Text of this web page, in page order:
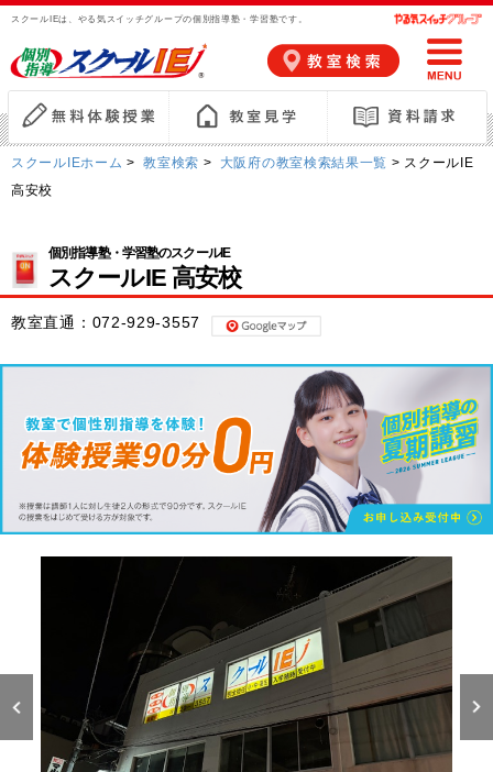
スクールIEは、やる気スイッチグループの個別指導塾・学習塾です。
スクールIEホーム > 教室検索 > 大阪府の教室検索結果一覧 > スクールIE
高安校
個別指導塾・学習塾のスクールIE
スクールIE 高安校
教室直通： 072-929-3557